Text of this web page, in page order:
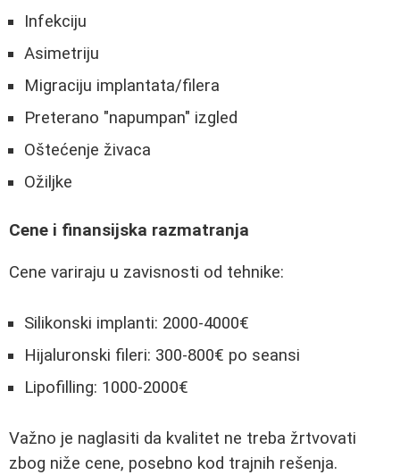
Infekciju
Asimetriju
Migraciju implantata/filera
Preterano "napumpan" izgled
Oštećenje živaca
Ožiljke
Cene i finansijska razmatranja
Cene variraju u zavisnosti od tehnike:
Silikonski implanti: 2000-4000€
Hijaluronski fileri: 300-800€ po seansi
Lipofilling: 1000-2000€
Važno je naglasiti da kvalitet ne treba žrtvovati
zbog niže cene, posebno kod trajnih rešenja.